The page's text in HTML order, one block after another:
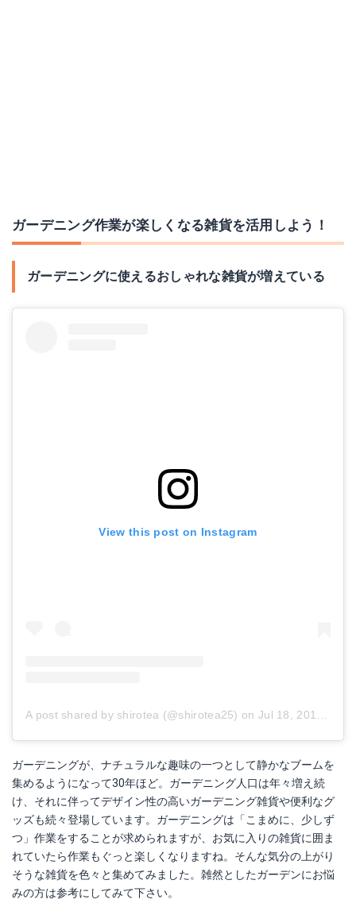
ガーデニング作業が楽しくなる雑貨を活用しよう！
ガーデニングに使えるおしゃれな雑貨が増えている
View this post on Instagram
A post shared by shirotea (@shirotea25) on Jul 18, 2018 at 2:34am PDT
ガーデニングが、ナチュラルな趣味の一つとして静かなブームを
集めるようになって30年ほど。ガーデニング人口は年々増え続
け、それに伴ってデザイン性の高いガーデニング雑貨や便利なグ
ッズも続々登場しています。ガーデニングは「こまめに、少しず
つ」作業をすることが求められますが、お気に入りの雑貨に囲ま
れていたら作業もぐっと楽しくなりますね。そんな気分の上がり
そうな雑貨を色々と集めてみました。雑然としたガーデンにお悩
みの方は参考にしてみて下さい。